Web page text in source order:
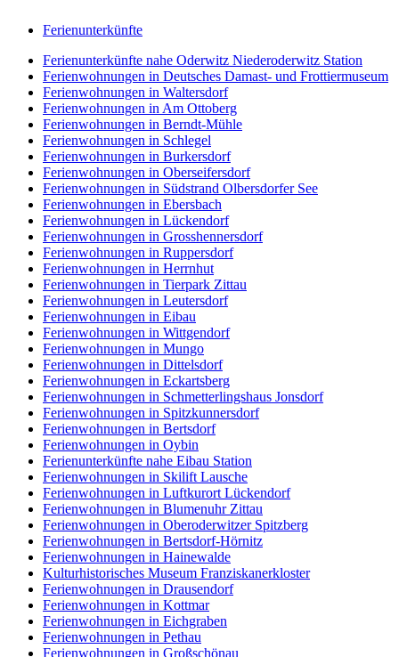
Ferienunterkünfte
Ferienunterkünfte nahe Oderwitz Niederoderwitz Station
Ferienwohnungen in Deutsches Damast- und Frottiermuseum
Ferienwohnungen in Waltersdorf
Ferienwohnungen in Am Ottoberg
Ferienwohnungen in Berndt-Mühle
Ferienwohnungen in Schlegel
Ferienwohnungen in Burkersdorf
Ferienwohnungen in Oberseifersdorf
Ferienwohnungen in Südstrand Olbersdorfer See
Ferienwohnungen in Ebersbach
Ferienwohnungen in Lückendorf
Ferienwohnungen in Grosshennersdorf
Ferienwohnungen in Ruppersdorf
Ferienwohnungen in Herrnhut
Ferienwohnungen in Tierpark Zittau
Ferienwohnungen in Leutersdorf
Ferienwohnungen in Eibau
Ferienwohnungen in Wittgendorf
Ferienwohnungen in Mungo
Ferienwohnungen in Dittelsdorf
Ferienwohnungen in Eckartsberg
Ferienwohnungen in Schmetterlingshaus Jonsdorf
Ferienwohnungen in Spitzkunnersdorf
Ferienwohnungen in Bertsdorf
Ferienwohnungen in Oybin
Ferienunterkünfte nahe Eibau Station
Ferienwohnungen in Skilift Lausche
Ferienwohnungen in Luftkurort Lückendorf
Ferienwohnungen in Blumenuhr Zittau
Ferienwohnungen in Oberoderwitzer Spitzberg
Ferienwohnungen in Bertsdorf-Hörnitz
Ferienwohnungen in Hainewalde
Kulturhistorisches Museum Franziskanerkloster
Ferienwohnungen in Drausendorf
Ferienwohnungen in Kottmar
Ferienwohnungen in Eichgraben
Ferienwohnungen in Pethau
Ferienwohnungen in Großschönau